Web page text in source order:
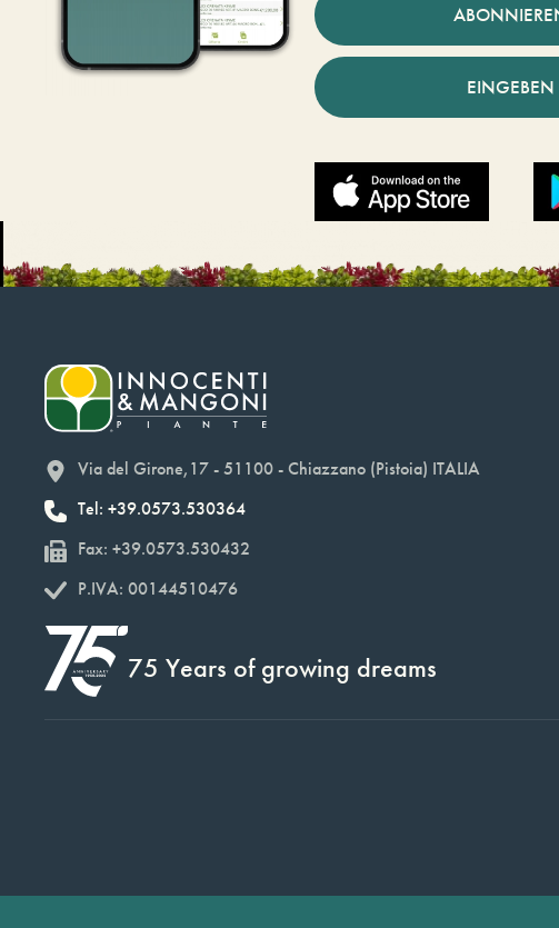
EINGEBEN
Via del Girone,17 - 51100 - Chiazzano (Pistoia) ITALIA
Tel: +39.0573.530364
Fax: +39.0573.530432
P.IVA: 00144510476
75 Years of growing dreams